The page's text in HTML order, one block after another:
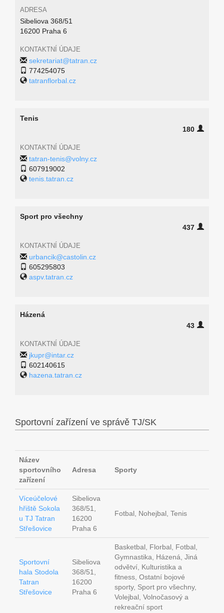
ADRESA
Sibeliova 368/51
16200 Praha 6
KONTAKTNÍ ÚDAJE
sekretariat@tatran.cz
774254075
tatranflorbal.cz
Tenis
180
KONTAKTNÍ ÚDAJE
tatran-tenis@volny.cz
607919002
tenis.tatran.cz
Sport pro všechny
437
KONTAKTNÍ ÚDAJE
urbancik@castolin.cz
605295803
aspv.tatran.cz
Házená
43
KONTAKTNÍ ÚDAJE
jkupr@intar.cz
602140615
hazena.tatran.cz
Sportovní zařízení ve správě TJ/SK
Název
sportovního
zařízení
Adresa Sporty
Víceúčelové
hřiště Sokola
u TJ Tatran
Střešovice
Sibeliova
368/51,
16200
Praha 6
Fotbal, Nohejbal, Tenis
Sportovní
hala Stodola
Tatran
Střešovice
Sibeliova
368/51,
16200
Praha 6
Basketbal, Florbal, Fotbal,
Gymnastika, Házená, Jiná
odvětví, Kulturistika a
fitness, Ostatní bojové
sporty, Sport pro všechny,
Volejbal, Volnočasový a
rekreační sport